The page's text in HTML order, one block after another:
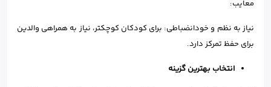
معایب:
نیاز به نظم و خودانضباطی: برای کودکان کوچکتر، نیاز به همراهی والدین
برای حفظ تمرکز دارد.
انتخاب بهترین گزینه